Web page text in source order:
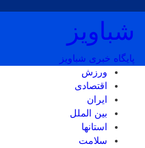
شباویز
پایگاه خبری شباویز
ورزش
اقتصادی
ایران
بین الملل
استانها
سلامت